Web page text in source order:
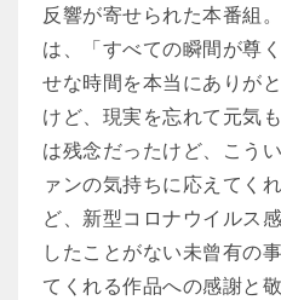
反響が寄せられた本番組
は、「すべての瞬間が尊
せな時間を本当にありが
けど、現実を忘れて元気
は残念だったけど、こう
ァンの気持ちに応えてく
ど、新型コロナウイルス
したことがない未曾有の
てくれる作品への感謝と